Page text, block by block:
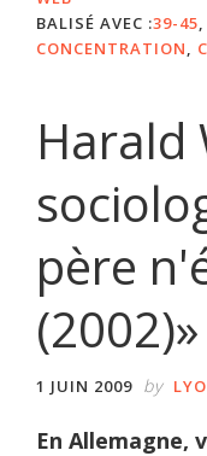
BALISÉ AVEC :39-45
CONCENTRATION
Harald
père
1 JUIN 2009 by
En Allemagne,